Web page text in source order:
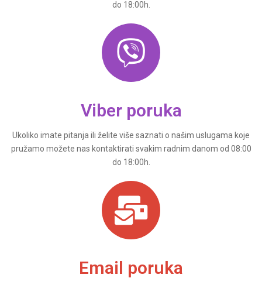
do 18:00h.
Viber poruka
Ukoliko imate pitanja ili želite više saznati o našim uslugama koje
pružamo možete nas kontaktirati svakim radnim danom od 08:00
do 18:00h.
Email poruka